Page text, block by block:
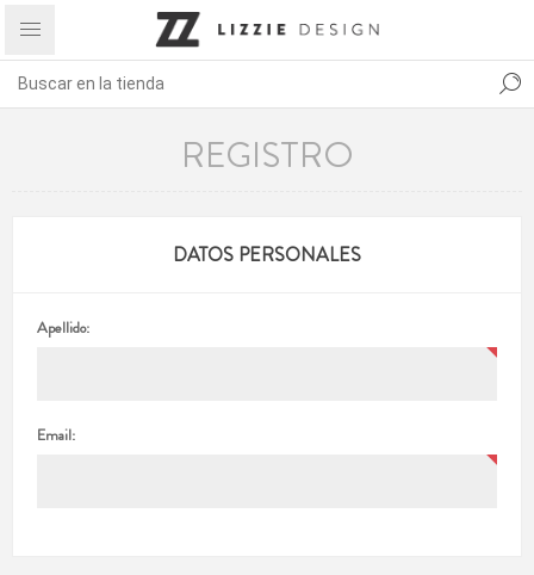
REGISTRO
DATOS PERSONALES
Apellido:
Email: